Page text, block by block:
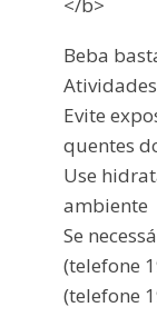
Beba
Evite
quentes
Use
ambiente
Se
(telefone
(telefone